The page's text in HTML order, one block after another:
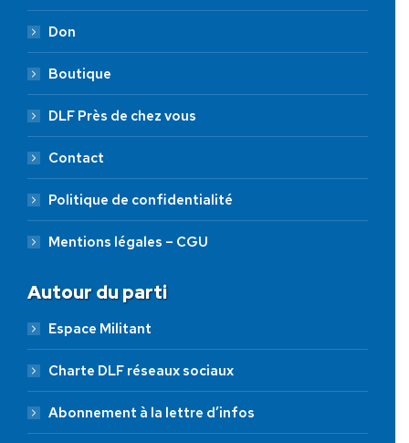
Don
Boutique
DLF Près de chez vous
Contact
Politique de confidentialité
Mentions légales – CGU
Autour du parti
Espace Militant
Charte DLF réseaux sociaux
Abonnement à la lettre d’infos